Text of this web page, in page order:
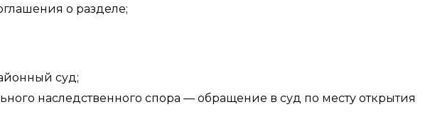
о разделе;
суд;
наследственного спора — обращение в суд по месту открытия